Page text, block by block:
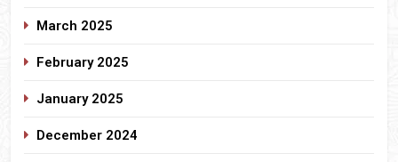
March 2025
February 2025
January 2025
December 2024